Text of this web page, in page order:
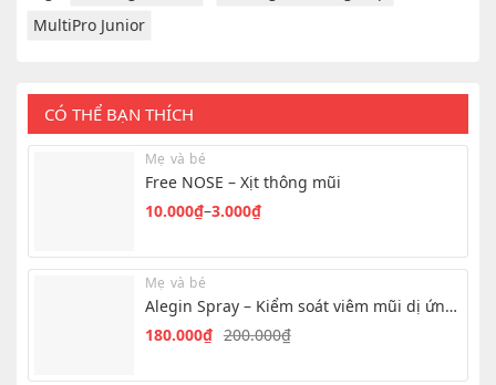
MultiPro Junior
CÓ THỂ BẠN THÍCH
Mẹ và bé
Free NOSE – Xịt thông mũi
3.000₫
–
10.000₫
Khoảng
từ
3.000₫
Mẹ và bé
Alegin Spray – Kiểm soát viêm mũi dị ứng
hiệu quả 200.000₫
Giá
180.000₫
Giá